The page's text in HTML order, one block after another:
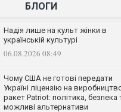
БЛОГИ
Надія лише на культ жінки в
українській культурі
06.08.2026 08:49
Чому США не готові передати
Україні ліцензію на
ракет Patriot: політика, безпека
можливі альтернативи